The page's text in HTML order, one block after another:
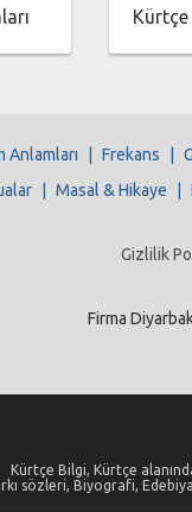
Kürtçe
Anlamları | Frekans |
| Masal & Hikaye |
Gizlilik
Firma
Kürtçe Bilgi, Kürtçe
sözleri, Biyografi,